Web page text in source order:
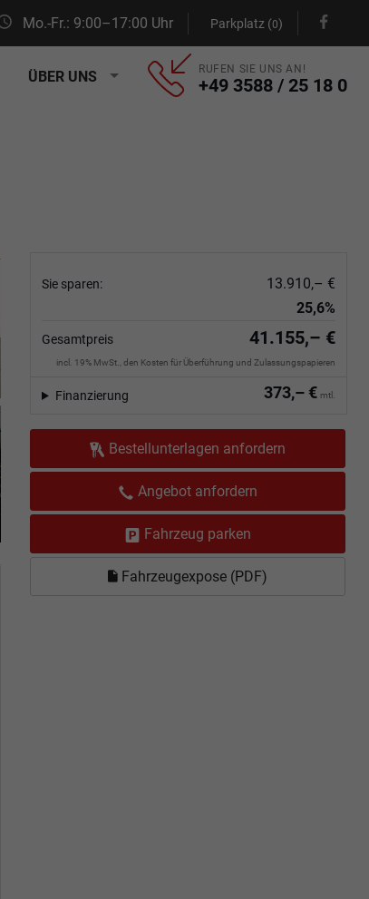
Mo.-Fr.: 9:00–17:00 Uhr Parkplatz (0)
ÜBER UNS RUFEN SIE UNS AN!
+49 3588 / 25 18 0
Sie sparen:
13.910,– €
25,6%
Gesamtpreis 41.155,– €
incl. 19% MwSt., den Kosten für Überführung und Zulassungspapieren
373,– € mtl.
Finanzierung
Bestellunterlagen anfordern
Angebot anfordern
Fahrzeug parken
Fahrzeugexpose (PDF)